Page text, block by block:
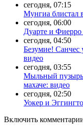
сегодня, 07:15
Мунгиа блистал
сегодня, 06:00
Дуарте и Фиерро
сегодня, 04:50
Безумие! Санчес
видео
сегодня, 03:55
Мыльный
махаче: видео
сегодня, 02:50
Уокер и
Включить